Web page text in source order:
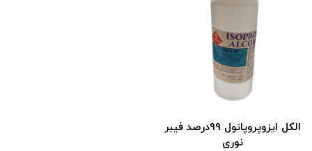
الکل ایزوپروپانول 99درصد فیبر
نوری